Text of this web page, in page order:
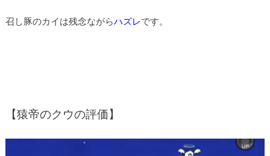
召し豚のカイは残念ながらハズレです。
【猿帝のクウの評価】